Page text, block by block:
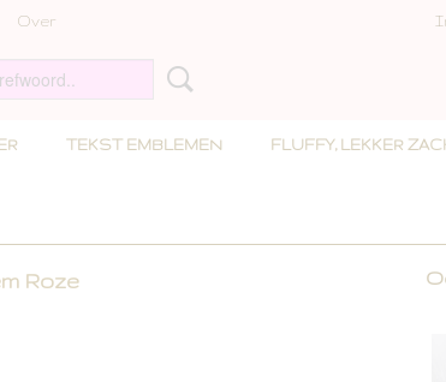
Over
TEKST EMBLEMEN FLUFFY, LEKKER
Roze